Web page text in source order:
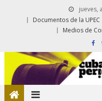
jueves,
Documentos de la UPEC
Medios de